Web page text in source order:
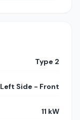
Type 2
Left Side - Front
11 kW